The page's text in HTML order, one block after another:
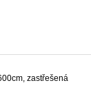
zastřešená